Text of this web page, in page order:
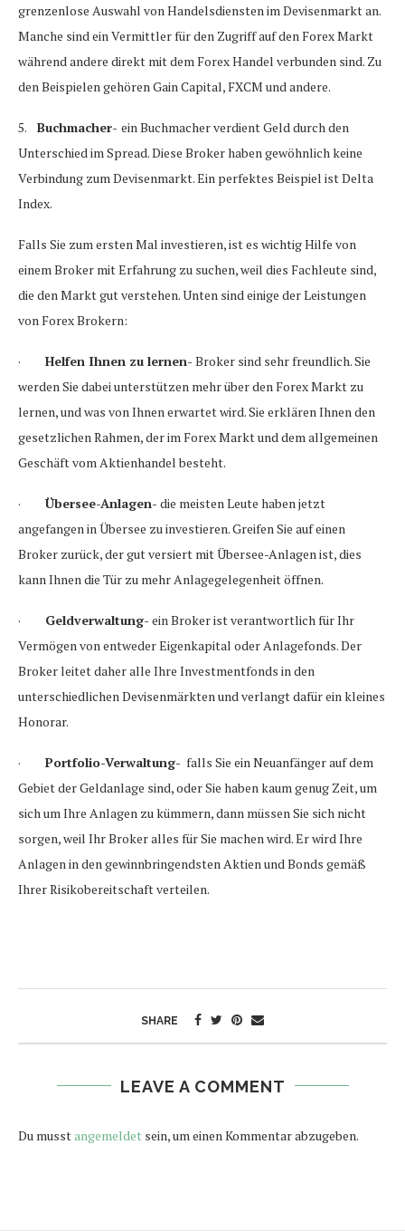
grenzenlose Auswahl von Handelsdiensten im Devisenmarkt an.
Manche sind ein Vermittler für den Zugriff auf den Forex Markt
während andere direkt mit dem Forex Handel verbunden sind. Zu
den Beispielen gehören Gain Capital, FXCM und andere.
5. Buchmacher- ein Buchmacher verdient Geld durch den
Unterschied im Spread. Diese Broker haben gewöhnlich keine
Verbindung zum Devisenmarkt. Ein perfektes Beispiel ist Delta
Index.
Falls Sie zum ersten Mal investieren, ist es wichtig Hilfe von
einem Broker mit Erfahrung zu suchen, weil dies Fachleute sind,
die den Markt gut verstehen. Unten sind einige der Leistungen
von Forex Brokern:
· Helfen Ihnen zu lernen- Broker sind sehr freundlich. Sie
werden Sie dabei unterstützen mehr über den Forex Markt zu
lernen, und was von Ihnen erwartet wird. Sie erklären Ihnen den
gesetzlichen Rahmen, der im Forex Markt und dem allgemeinen
Geschäft vom Aktienhandel besteht.
· Übersee-Anlagen- die meisten Leute haben jetzt
angefangen in Übersee zu investieren. Greifen Sie auf einen
Broker zurück, der gut versiert mit Übersee-Anlagen ist, dies
kann Ihnen die Tür zu mehr Anlagegelegenheit öffnen.
· Geldverwaltung- ein Broker ist verantwortlich für Ihr
Vermögen von entweder Eigenkapital oder Anlagefonds. Der
Broker leitet daher alle Ihre Investmentfonds in den
unterschiedlichen Devisenmärkten und verlangt dafür ein kleines
Honorar.
· Portfolio-Verwaltung- falls Sie ein Neuanfänger auf dem
Gebiet der Geldanlage sind, oder Sie haben kaum genug Zeit, um
sich um Ihre Anlagen zu kümmern, dann müssen Sie sich nicht
sorgen, weil Ihr Broker alles für Sie machen wird. Er wird Ihre
Anlagen in den gewinnbringendsten Aktien und Bonds gemäß
Ihrer Risikobereitschaft verteilen.
SHARE
LEAVE A COMMENT
Du musstangemeldet sein, um einen Kommentar abzugeben.